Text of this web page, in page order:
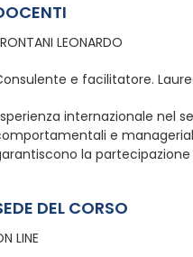
LEONARDO
e facilitatore.
internazionale nel
e
la
DEL CORSO
LINE